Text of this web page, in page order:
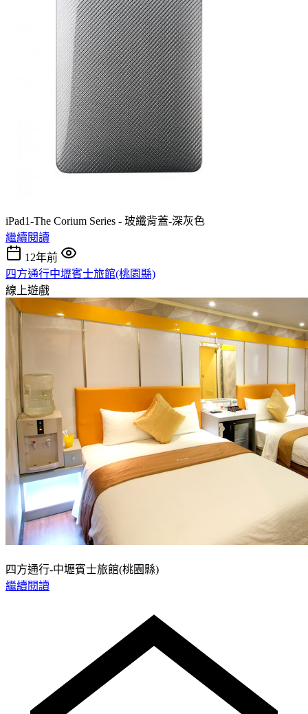
iPad1-The Corium Series - 玻纖背蓋-深灰色
繼續閱讀
12年前
四方通行中壢賓士旅館(桃園縣)
線上遊戲
四方通行-中壢賓士旅館(桃園縣)
繼續閱讀